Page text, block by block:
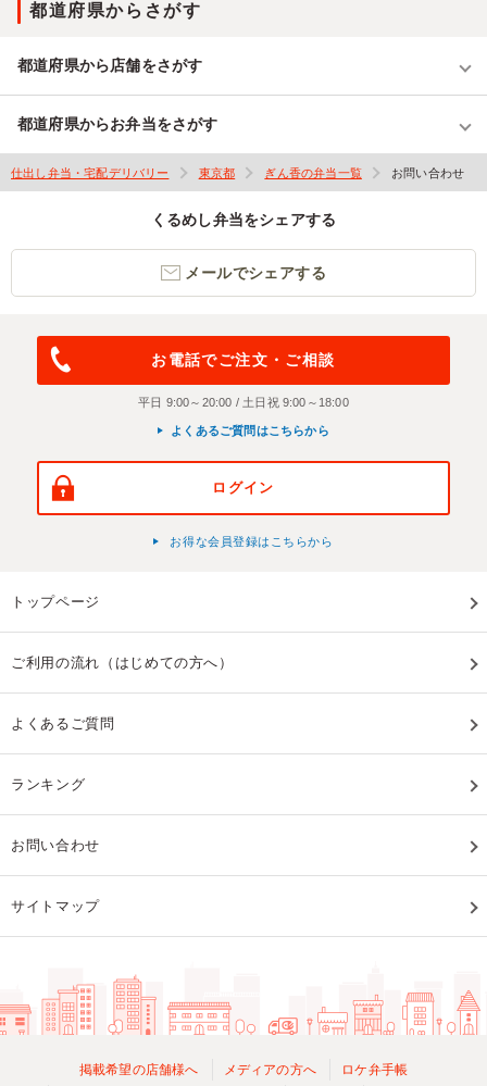
都道府県からさがす
都道府県から店舗をさがす
都道府県からお弁当をさがす
仕出し弁当・宅配デリバリー 東京都 ぎん香の弁当一覧 お問い合わせ
くるめし弁当をシェアする
メールでシェアする
お電話でご注文・ご相談
平日 9:00～20:00 / 土日祝 9:00～18:00
よくあるご質問はこちらから
ログイン
お得な会員登録はこちらから
トップページ
ご利用の流れ（はじめての方へ）
よくあるご質問
ランキング
お問い合わせ
サイトマップ
掲載希望の店舗様へ メディアの方へ ロケ弁手帳